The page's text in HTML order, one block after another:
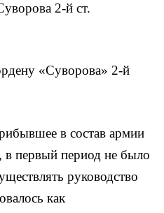
2-й ст.
«Суворова» 2-й
в состав армии
в первый период не было
руководство
как